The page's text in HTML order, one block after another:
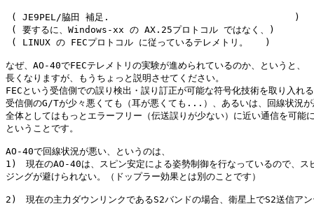
( JE9PEL/脇田 補足.                                 )
( 要するに、Windows-xx の AX.25プロトコル ではなく、)
( LINUX の FECプロトコル に従っているテレメトリ。   )
なぜ、AO-40でFECテレメトリの実験が進められているのか、というと、
長くなりますが、もうちょっと説明させてください。
FECという受信側での誤り検出・誤り訂正が可能な符号化技術を取り入れ
受信側のG/Tが少々悪くても（耳が悪くても...）、あるいは、回線状況が
全体としてはもっとエラーフリー（伝送誤りが少ない）に近い通信を可能
ということです。
AO-40で回線状況が悪い、というのは、
1)　現在のAO-40は、スピン安定による姿勢制御を行なっているので、ス
ジングが避けられない。（ドップラー効果とは別のことです）
2)　現在の主力ダウンリンクであるS2バンドの場合、衛星上でS2送信ア